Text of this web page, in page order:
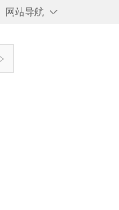
◇
网站导航
>